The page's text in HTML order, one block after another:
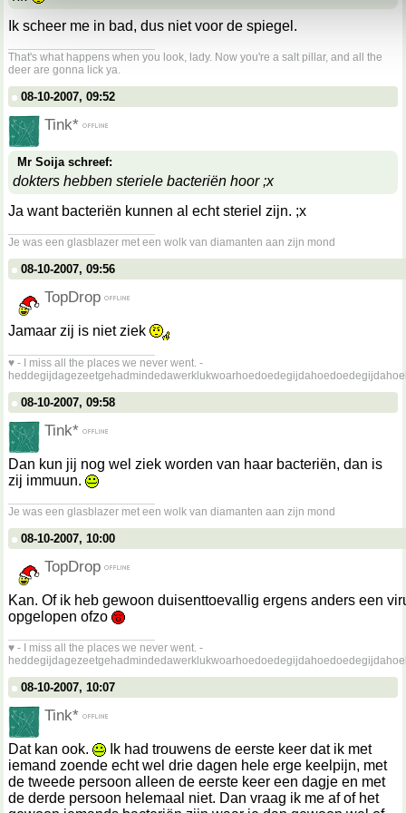
Ik scheer me in bad, dus niet voor de spiegel.
That's what happens when you look, lady. Now you're a salt pillar, and all the
deer are gonna lick ya.
08-10-2007, 09:52
Tink*
Mr Soija schreef:
dokters hebben steriele bacteriën hoor ;x
Ja want bacteriën kunnen al echt steriel zijn. ;x
Je was een glasblazer met een wolk van diamanten aan zijn mond
08-10-2007, 09:56
TopDrop
Jamaar zij is niet ziek
♥ - I miss all the places we never went. -
08-10-2007, 09:58
Tink*
Dan kun jij nog wel ziek worden van haar bacteriën, dan is
zij immuun.
Je was een glasblazer met een wolk van diamanten aan zijn mond
08-10-2007, 10:00
TopDrop
Kan. Of ik heb gewoon duisenttoevallig ergens anders een
opgelopen ofzo
♥ - I miss all the places we never went. -
08-10-2007, 10:07
Tink*
Dat kan ook.
Ik had trouwens de eerste keer dat ik met
iemand zoende echt wel drie dagen hele erge keelpijn, met
de tweede persoon alleen de eerste keer een dagje en met
de derde persoon helemaal niet. Dan vraag ik me af of het